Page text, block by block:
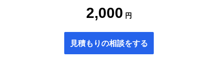
2,000 円
見積もりの相談をする